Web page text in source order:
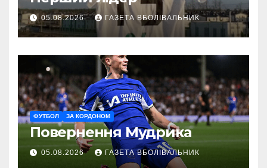
05.08.2026 ГАЗЕТА ВБОЛІВАЛЬНИК
ФУТБОЛ ЗА КОРДОНОМ
Повернення Мудрика
05.08.2026 ГАЗЕТА ВБОЛІВАЛЬНИК